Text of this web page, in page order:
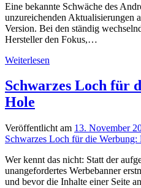
Eine bekannte Schwäche des
unzureichenden Aktualisierungen
Version. Bei den ständig
Hersteller den Fokus,…
Weiterlesen
Max
2
LineageOS
zum
Smartphone
Schwarzes Loch für
Hole
Veröffentlicht am 13. November
Schwarzes Loch für die Werbung:
Wer kennt das nicht: Statt der
unangefordertes Werbebanner
und bevor die Inhalte einer Seite